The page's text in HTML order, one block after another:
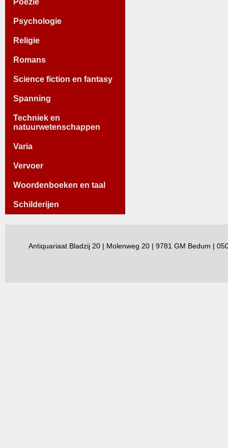
Psychologie
Religie
Romans
Science fiction en fantasy
Spanning
Techniek en
natuurwetenschappen
Varia
Vervoer
Woordenboeken en taal
Schilderijen
Antiquariaat Bladzij 20 | Molenweg 20 | 9781 GM Bedum |